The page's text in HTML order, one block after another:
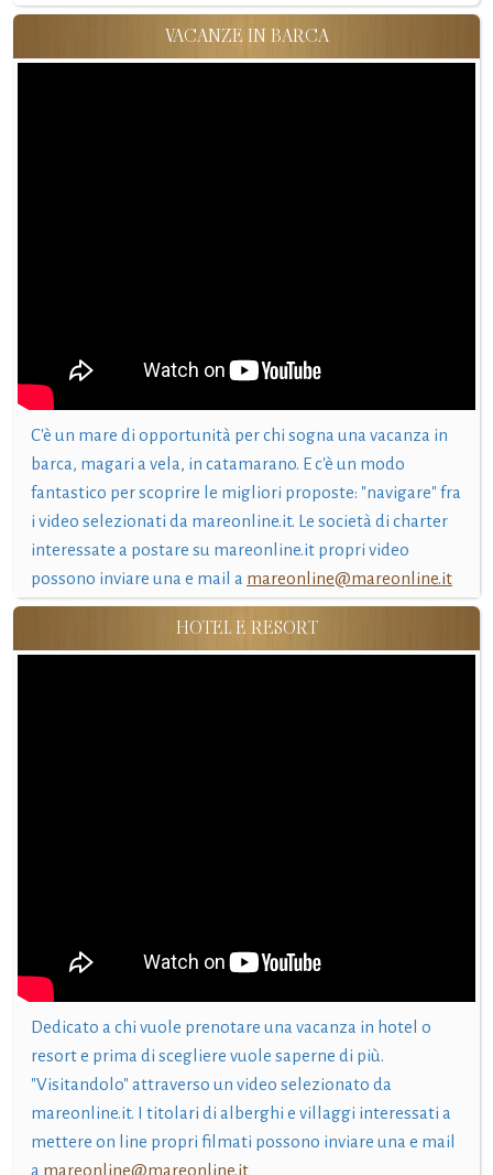
VACANZE IN BARCA
C'è un mare di opportunità per chi sogna una vacanza in
barca, magari a vela, in catamarano. E c'è un modo
fantastico per scoprire le migliori proposte: "navigare" fra
i video selezionati da mareonline.it. Le società di charter
interessate a postare su mareonline.it propri video
possono inviare una e mail a mareonline@mareonline.it
HOTEL E RESORT
Dedicato a chi vuole prenotare una vacanza in hotel o
resort e prima di scegliere vuole saperne di più.
"Visitandolo" attraverso un video selezionato da
mareonline.it. I titolari di alberghi e villaggi interessati a
mettere on line propri filmati possono inviare una e mail
a mareonline@mareonline.it